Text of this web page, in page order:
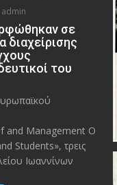
σε
διαχείρισης
του
and Management O
Students», τρεις
Ιωαννίνων